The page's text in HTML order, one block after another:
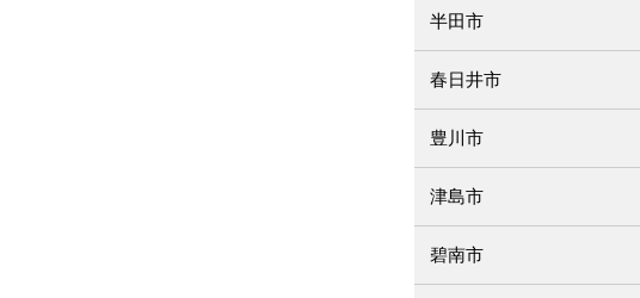
半田市
春日井市
豊川市
津島市
碧南市